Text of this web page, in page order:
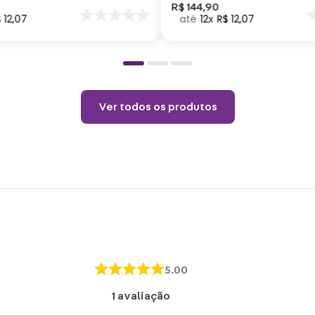
12,07
R$ 144,90
12 R$ 12,07
Ver todos os produtos
5.00
1 avaliação